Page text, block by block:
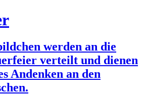
werden an die
verteilt und dienen
Andenken an den